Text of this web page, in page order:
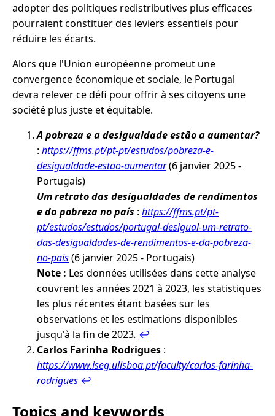
adopter des politiques redistributives plus efficaces
pourraient constituer des leviers essentiels pour
réduire les écarts.
Alors que l'Union européenne promeut une
convergence économique et sociale, le Portugal
devra relever ce défi pour offrir à ses citoyens une
société plus juste et équitable.
A pobreza e a desigualdade estão a aumentar?
: https://ffms.pt/pt-pt/estudos/pobreza-e-
desigualdade-estao-aumentar(6 janvier 2025 -
Portugais)
Um retrato das desigualdades de rendimentos
e da pobreza no país : https://ffms.pt/pt-
pt/estudos/estudos/portugal-desigual-um-retrato-
das-desigualdades-de-rendimentos-e-da-pobreza-
no-pais(6 janvier 2025 - Portugais)
Note : Les données utilisées dans cette analyse
couvrent les années 2021 à 2023, les statistiques
les plus récentes étant basées sur les
observations et les estimations disponibles
jusqu'à la fin de 2023. ↩︎
Carlos Farinha Rodrigues :
https://www.iseg.ulisboa.pt/faculty/carlos-farinha-
rodrigues ↩︎
Topics and keywords